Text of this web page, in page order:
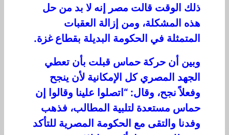
ذلك الوقت قالت مصر إنه لا بد من حل
هذه المشكلة، ومن إزالة العقبات
المتمثلة في الحكومة البديلة بقطاع غزة.
وبين أن حركة حماس قبلت بأن تعطي
الجهد المصري كل الإمكانية لأن ينجح
وفعلاً نجح، وقال: “اتصلوا علينا وقالوا إن
حماس مستعدة لتلبية المطالب، فذهب
وفدنا والتقى مع الحكومة المصرية للتأكد